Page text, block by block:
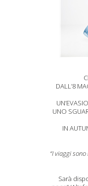
DALL’8
UNO
IN
“I viaggi
Sarà